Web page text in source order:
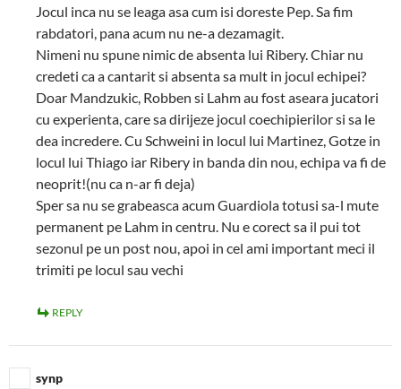
Jocul inca nu se leaga asa cum isi doreste Pep. Sa fim
rabdatori, pana acum nu ne-a dezamagit.
Nimeni nu spune nimic de absenta lui Ribery. Chiar nu
credeti ca a cantarit si absenta sa mult in jocul echipei?
Doar Mandzukic, Robben si Lahm au fost aseara jucatori
cu experienta, care sa dirijeze jocul coechipierilor si sa le
dea incredere. Cu Schweini in locul lui Martinez, Gotze in
locul lui Thiago iar Ribery in banda din nou, echipa va fi de
neoprit!(nu ca n-ar fi deja)
Sper sa nu se grabeasca acum Guardiola totusi sa-l mute
permanent pe Lahm in centru. Nu e corect sa il pui tot
sezonul pe un post nou, apoi in cel ami important meci il
trimiti pe locul sau vechi
REPLY
synp